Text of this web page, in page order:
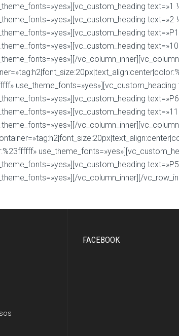
text=»1
text=»2
text=»10
use_theme_fonts=»yes»][vc_custom_heading
text=»11
vc_column_inner][/
FACEBOOK